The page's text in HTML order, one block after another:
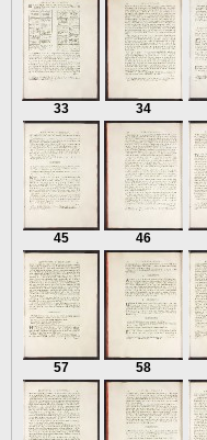
33 34
45 46
57 58